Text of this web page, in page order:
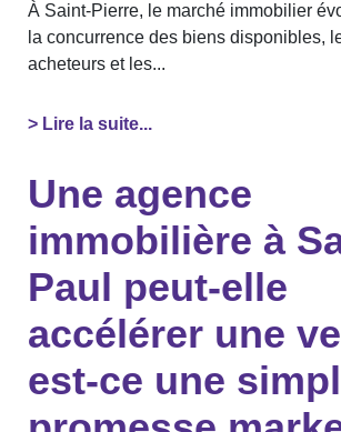
À Saint-Pierre, le marché immobilier
la concurrence des biens disponibles,
acheteurs et les...
> Lire la suite...
Une agence
immobilière à
Paul peut-elle
accélérer une
est-ce une